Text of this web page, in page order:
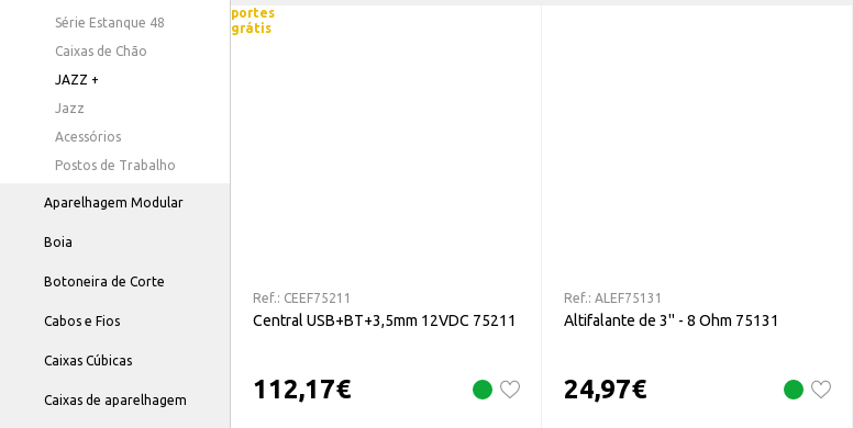
Série Estanque 48
Caixas de Chão
JAZZ +
Jazz
Acessórios
Postos de Trabalho
Aparelhagem Modular
Boia
Botoneira de Corte
Cabos e Fios
Caixas Cúbicas
Caixas de aparelhagem
portes
grátis
Ref.: CEEF75211
Central USB+BT+3,5mm 12VDC 75211
112,17€
Ref.: ALEF75131
Altifalante de 3'' - 8 Ohm 75131
24,97€